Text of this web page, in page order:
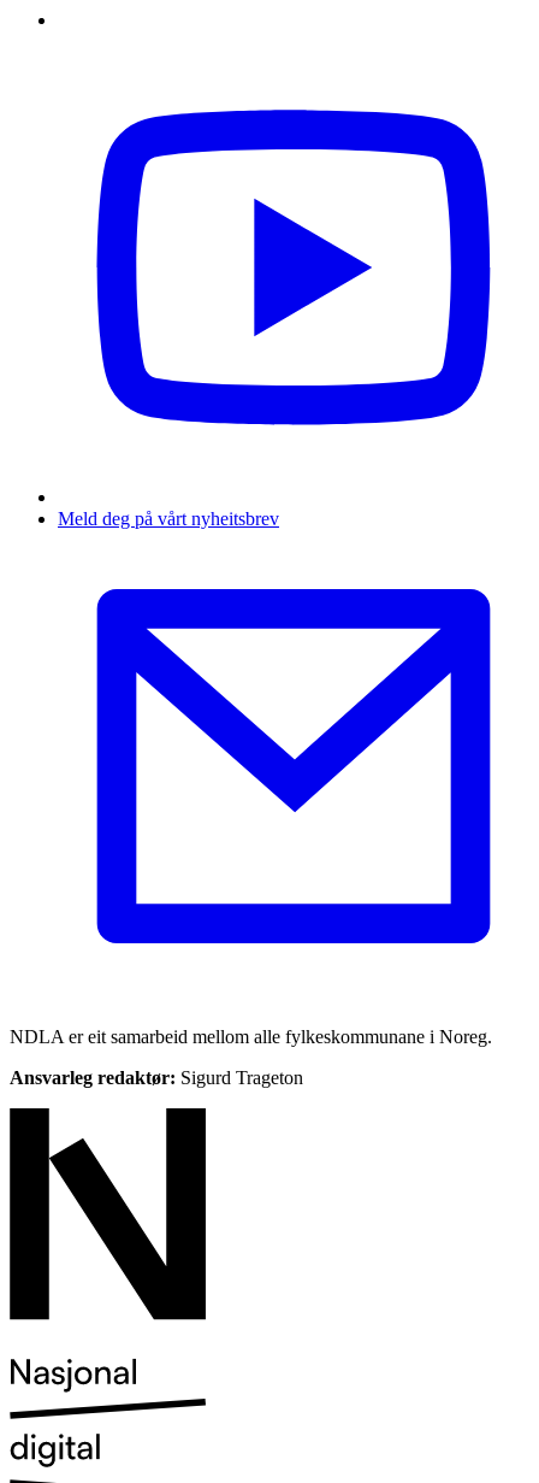
Meld deg på vårt nyheitsbrev
NDLA er eit samarbeid mellom alle fylkeskommunane i Noreg.
Ansvarleg redaktør: Sigurd Trageton